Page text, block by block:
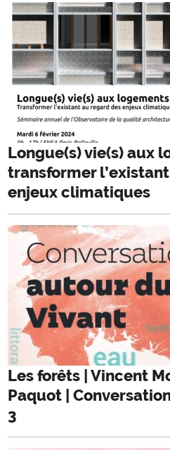
Longue(s) vie(s) aux
transformer
enjeux climatiques
Les forêts | Vincent
Paquot |
3